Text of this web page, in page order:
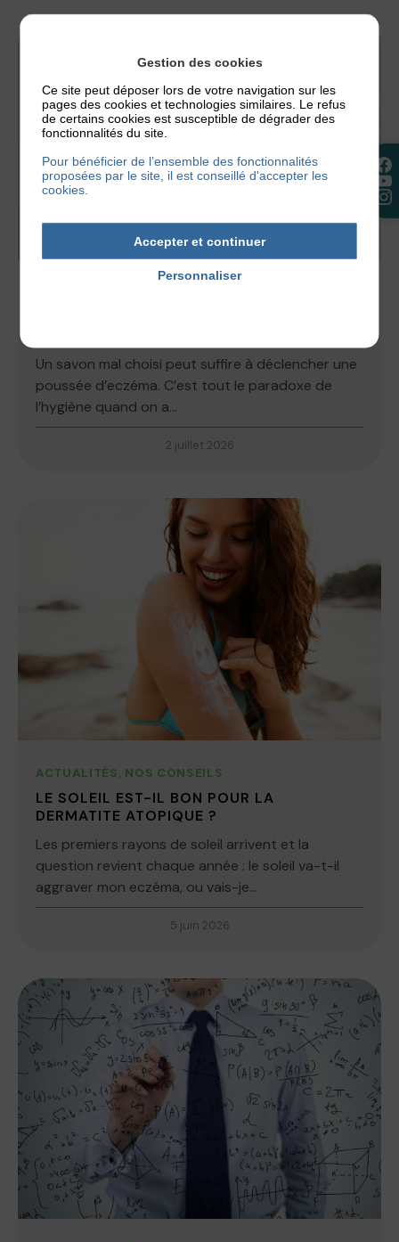
Un savon mal choisi peut suffire à déclencher une
poussée d’eczéma. C’est tout le paradoxe de
l’hygiène quand on a...
2 juillet 2026
ACTUALITÉS, NOS CONSEILS
LE SOLEIL EST-IL BON POUR LA
DERMATITE ATOPIQUE ?
Les premiers rayons de soleil arrivent et la
question revient chaque année : le soleil va-t-il
aggraver mon eczéma, ou vais-je...
5 juin 2026
Gestion des cookies
Ce site peut déposer lors de votre navigation sur les
pages des cookies et technologies similaires. Le refus
de certains cookies est susceptible de dégrader des
fonctionnalités du site.
Pour bénéficier de l’ensemble des fonctionnalités
proposées par le site, il est conseillé d'accepter les
cookies.
Accepter et continuer
Personnaliser